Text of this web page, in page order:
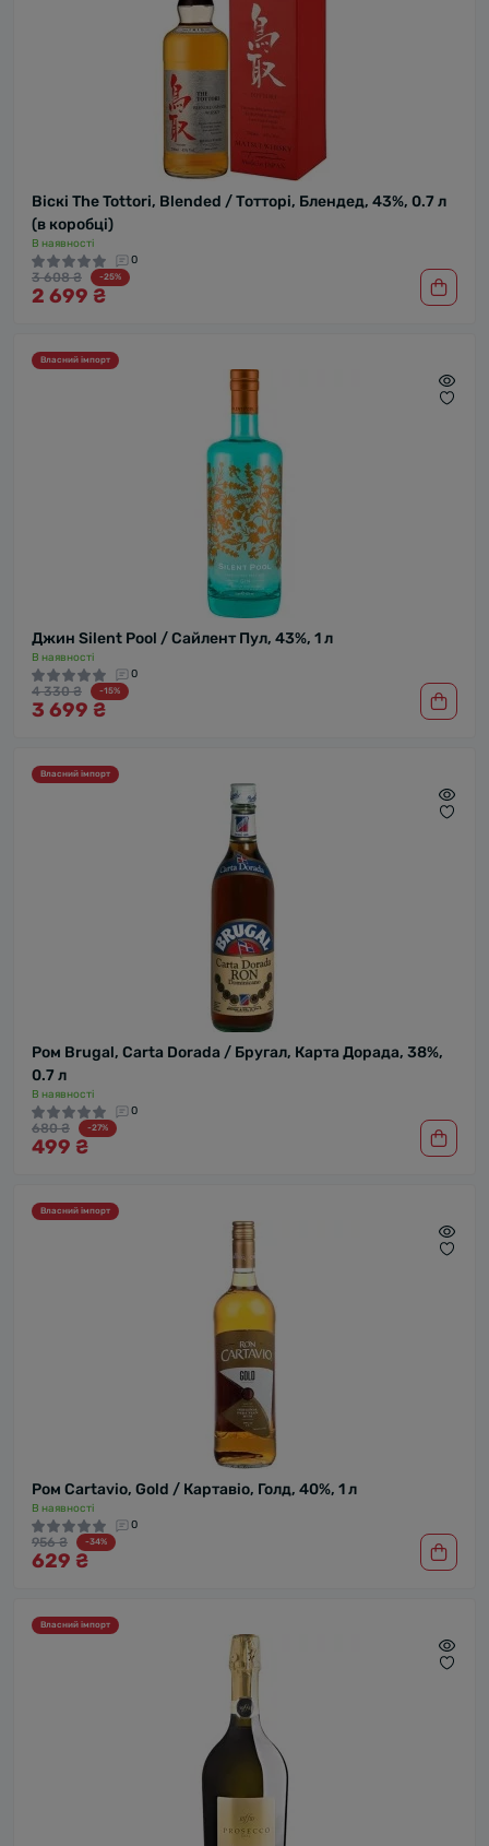
Віскі The Tottori, Blended / Тотторі, Блендед, 43%, 0.7 л
(в коробці)
В наявності
0
3 608 ₴ -25%
2 699 ₴
Власний імпорт
Джин Silent Pool / Сайлент Пул, 43%, 1 л
В наявності
0
4 330 ₴ -15%
3 699 ₴
Власний імпорт
Ром Brugal, Carta Dorada / Бругал, Карта Дорада, 38%,
0.7 л
В наявності
0
680 ₴ -27%
499 ₴
Власний імпорт
Ром Cartavio, Gold / Картавіо, Голд, 40%, 1 л
В наявності
0
956 ₴ -34%
629 ₴
Власний імпорт